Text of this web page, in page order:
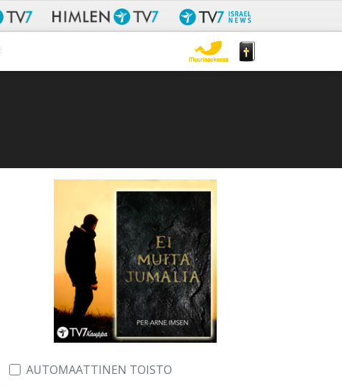
AUTOMAATTINEN TOISTO